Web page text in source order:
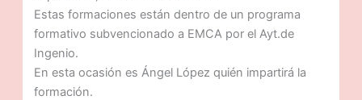
Estas formaciones están dentro de un programa
formativo subvencionado a EMCA por el Ayt.de
Ingenio.
En esta ocasión es Ángel López quién impartirá la
formación.